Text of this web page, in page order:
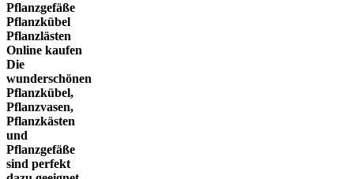
Pflanzgefäße
Pflanzkübel
Pflanzlästen
Online kaufen
Die
wunderschönen
Pflanzkübel,
Pflanzvasen,
Pflanzkästen
und
Pflanzgefäße
sind perfekt